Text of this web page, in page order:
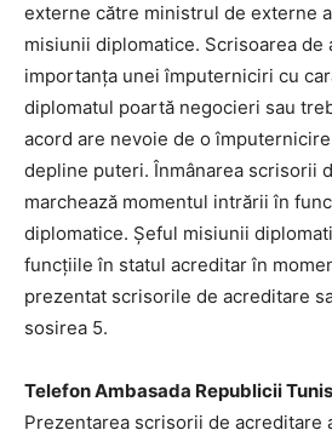
externe către ministrul de externe
misiunii diplomatice. Scrisoarea de
importanța unei împuterniciri cu
diplomatul poartă negocieri sau
acord are nevoie de o
depline puteri. Înmânarea scrisorii
marchează momentul intrării în
diplomatice. Șeful misiunii
funcțiile în statul acreditar în
prezentat scrisorile de acreditare
sosirea 5.
Telefon Ambasada Republicii
Prezentarea scrisorii de acreditare